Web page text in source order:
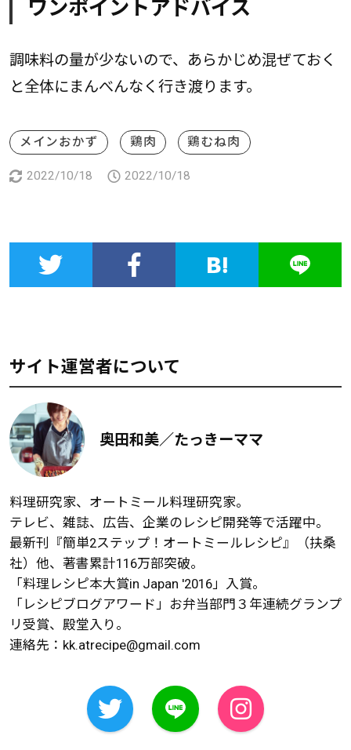
ワンポイントアドバイス
調味料の量が少ないので、あらかじめ混ぜておく
と全体にまんべんなく行き渡ります。
メインおかず 鶏肉 鶏むね肉
2022/10/18 2022/10/18
サイト運営者について
奥田和美／たっきーママ
料理研究家、オートミール料理研究家。
テレビ、雑誌、広告、企業のレシピ開発等で活躍中。
最新刊『簡単2ステップ！オートミールレシピ』（扶桑
社）他、著書累計116万部突破。
「料理レシピ本大賞in Japan '2016」入賞。
「レシピブログアワード」お弁当部門３年連続グランプ
リ受賞、殿堂入り。
連絡先： kk.atrecipe@gmail.com